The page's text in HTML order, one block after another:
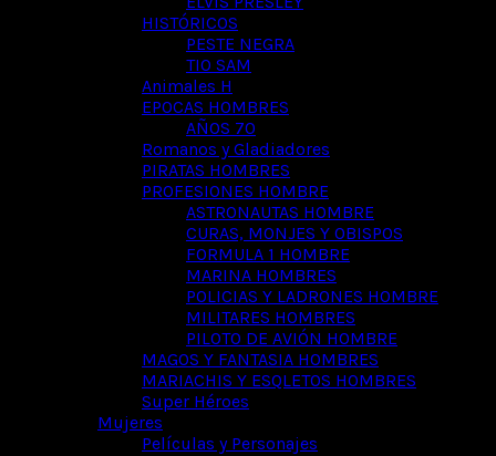
HISTÓRICOS
PESTE NEGRA
TIO SAM
Animales H
EPOCAS HOMBRES
AÑOS 70
Romanos y Gladiadores
PIRATAS HOMBRES
PROFESIONES HOMBRE
ASTRONAUTAS HOMBRE
CURAS, MONJES Y OBISPOS
FORMULA 1 HOMBRE
MARINA HOMBRES
POLICIAS Y LADRONES HOMBRE
MILITARES HOMBRES
PILOTO DE AVIÓN HOMBRE
MAGOS Y FANTASIA HOMBRES
MARIACHIS Y ESQLETOS HOMBRES
Super Héroes
Mujeres
Películas y Personajes